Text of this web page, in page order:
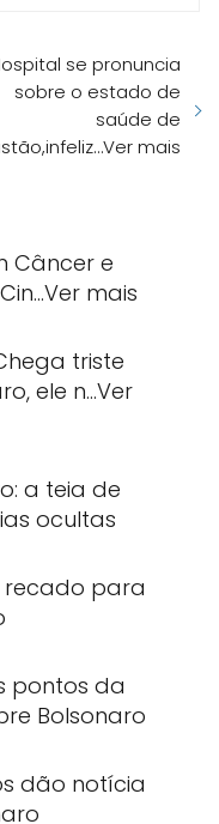
se pronuncia
sobre o estado de
saúde de
mais
Câncer e
mais
triste
ele n…Ver
a teia de
ocultas
recado para
pontos da
Bolsonaro
dão notícia